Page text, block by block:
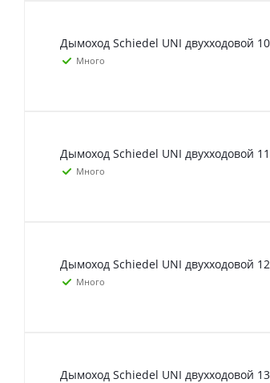
Дымоход Schiedel UNI двухходовой
Много
Дымоход Schiedel UNI двухходовой
Много
Дымоход Schiedel UNI двухходовой
Много
Дымоход Schiedel UNI двухходовой